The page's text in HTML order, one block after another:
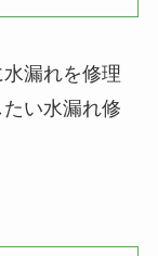
漏れを修理
い水漏れ修